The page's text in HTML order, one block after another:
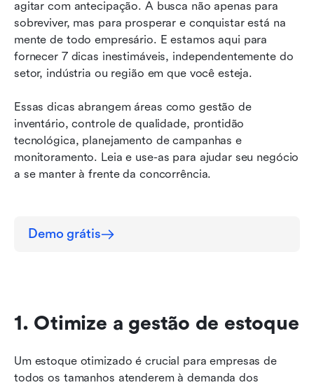
agitar com antecipação. A busca não apenas para
sobreviver, mas para prosperar e conquistar está na
mente de todo empresário. E estamos aqui para
fornecer 7 dicas inestimáveis, independentemente do
setor, indústria ou região em que você esteja.
Essas dicas abrangem áreas como gestão de
inventário, controle de qualidade, prontidão
tecnológica, planejamento de campanhas e
monitoramento. Leia e use-as para ajudar seu negócio
a se manter à frente da concorrência.
Demo grátis
1. Otimize a gestão de estoque
Um estoque otimizado é crucial para empresas de
todos os tamanhos atenderem à demanda dos
cliente
7. Mantenha seus números financeiros
atualizados
Conclusão